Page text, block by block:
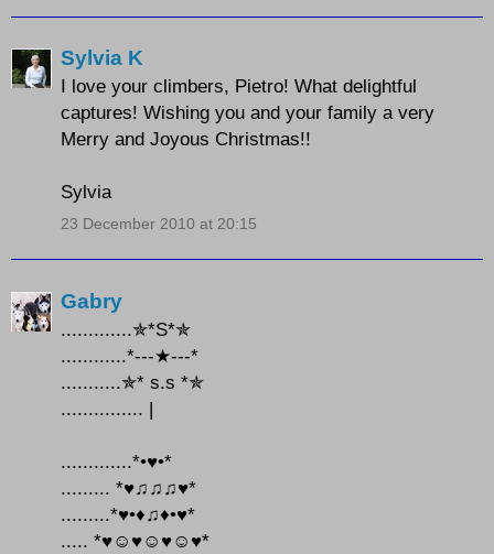
Sylvia K
I love your climbers, Pietro! What delightful
captures! Wishing you and your family a very
Merry and Joyous Christmas!!
Sylvia
23 December 2010 at 20:15
Gabry
.............✯*S*✯
............*---★---*
...........✯* s.s *✯
............... |
.............*•♥•*
......... *♥♫♫♫♥*
.........*♥•♦♫♦•♥*
..... *♥☺♥☺♥☺♥*